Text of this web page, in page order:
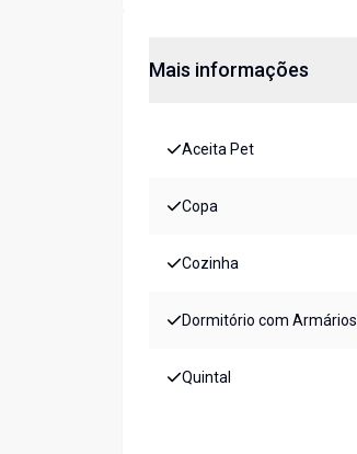
Mais informações
Aceita Pet
Copa
Cozinha
Dormitório com Armários
Quintal